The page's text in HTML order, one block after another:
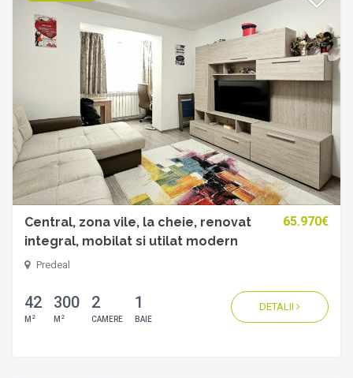
Central, zona vile, la cheie, renovat
integral, mobilat si utilat modern
65.970€
Predeal
42
M 2
300
M 2
2
CAMERE
1
BAIE
DETALII